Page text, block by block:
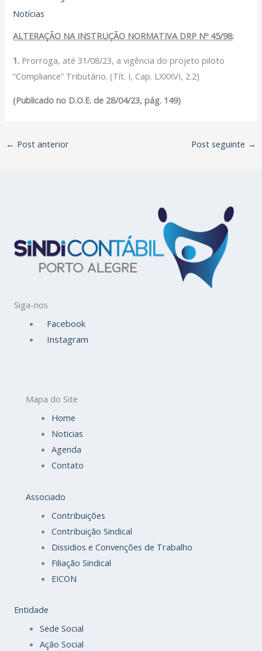
Notícias
ALTERAÇÃO NA INSTRUÇÃO NORMATIVA DRP Nº 45/98:
1. Prorroga, até 31/08/23, a vigência do projeto piloto
“Compliance” Tributário. (Tít. I, Cap. LXXXVI, 2.2)
(Publicado no D.O.E. de 28/04/23, pág. 149)
← Post anterior Post seguinte →
Siga-nos
Facebook
Instagram
Mapa do Site
Home
Noticias
Agenda
Contato
Associado
Contribuições
Contribuição Sindical
Dissidios e Convenções de Trabalho
Filiação Sindical
EICON
Entidade
Sede Social
Ação Social